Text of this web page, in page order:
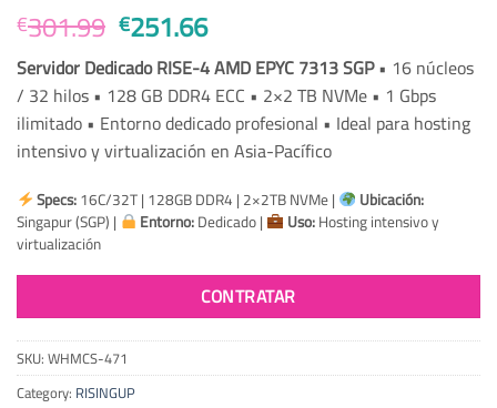
€301.99 Original
price
was:
€301.99.
€251.66Current
price
is:
€251.66.
Servidor Dedicado RISE-4 AMD EPYC 7313 SGP• 16 núcleos
/ 32 hilos • 128 GB DDR4 ECC • 2×2 TB NVMe • 1 Gbps
ilimitado • Entorno dedicado profesional • Ideal para hosting
intensivo y virtualización en Asia-Pacífico
Specs:16C/32T | 128GB DDR4 | 2×2TB NVMe | Ubicación:
Singapur (SGP) | Entorno:Dedicado | Uso:Hosting intensivo y
virtualización
CONTRATAR
SKU:WHMCS-471
Category: RISINGUP